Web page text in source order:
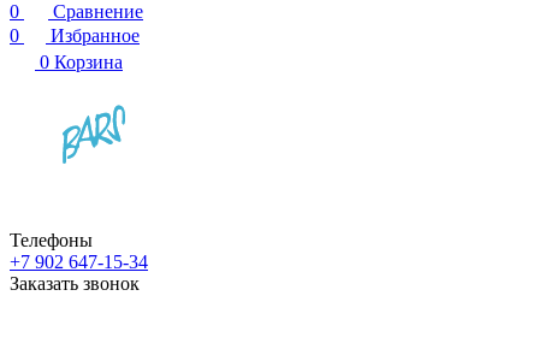
0
Сравнение
0
Избранное
0 Корзина
Телефоны
+7 902 647-15-34
Заказать звонок